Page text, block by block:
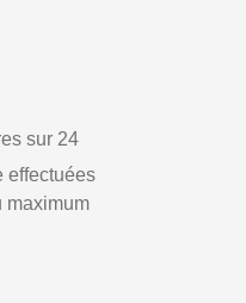
sur 24
effectuées
maximum